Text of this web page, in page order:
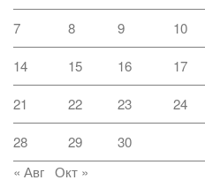
7 8 9 10
14 15 16 17
21 22 23 24
28 29
30
« Авг Окт »